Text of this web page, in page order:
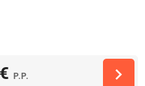
P.P.